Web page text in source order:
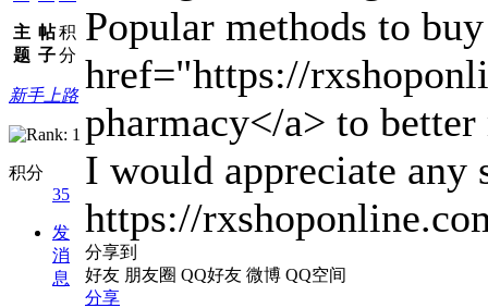
主
题
帖
子
积
分
新手上路
积分
35
发
消
息
Popular methods to
href="https://
pharmacy</a> to
I would appreciate any
https://
分享到
好友 朋友圈 QQ好友 微博 QQ空间
分享